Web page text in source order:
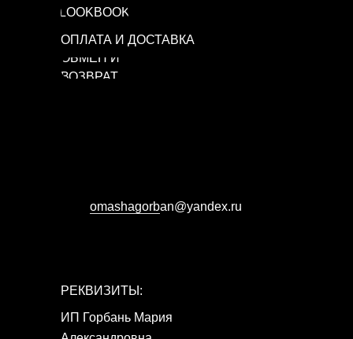
LOOKBOOK
ОБМЕН И
ВОЗВРАТ
ОПЛАТА И ДОСТАВКА
omashagorbаn@yandex.ru
РЕКВИЗИТЫ:
ИП Горбань Мария